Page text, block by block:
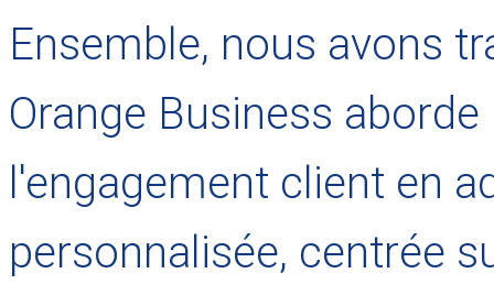
Ensemble, nous avons
Orange Business
l'engagement client en
personnalisée, centrée